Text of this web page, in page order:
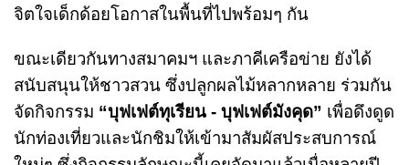
จิตใจเด็กด้อยโอกาสในพื้นที่ไปพร้อมๆ กัน
ขณะเดียวกันทางสมาคมฯ และภาคีเครือข่าย ยังได้
สนับสนุนให้ชาวสวน ซึ่งปลูกผลไม้หลากหลาย ร่วมกัน
จัดกิจกรรม “บุฟเฟต์ทุเรียน - บุฟเฟต์มังคุด” เพื่อดึงดูด
นักท่องเที่ยวและนักชิมให้เข้ามาสัมผัสประสบการณ์